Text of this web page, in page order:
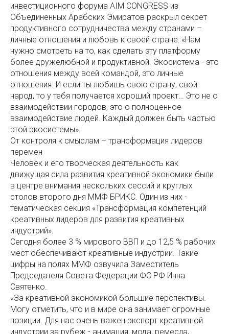
инвестиционного форума AIM CONGRESS из
Объединенных Арабских Эмиратов раскрыл секрет
продуктивного сотрудничества между странами –
личные отношения и любовь к своей стране: «Нам
нужно смотреть на то, как сделать эту платформу
более дружелюбной и продуктивной. Экосистема - это
отношения между всей командой, это личные
отношения. И если ты любишь свою страну, свой
народ, то у тебя получается хороший проект… Это не о
взаимодействии городов, это о полноценное
взаимодействие людей. Каждый должен быть частью
этой экосистемы».
От контроля к смыслам – трансформация лидеров
перемен
Человек и его творческая деятельность как
движущая сила развития креативной экономики были
в центре внимания нескольких сессий и круглых
столов второго дня ММФ БРИКС. Один из них -
тематическая секция «Трансформация компетенций
креативных лидеров для развития креативных
индустрий».
Сегодня более 3 % мирового ВВП и до 12,5 % рабочих
мест обеспечивают креативные индустрии. Такие
цифры на полях ММФ озвучила Заместитель
Председателя Совета Федерации ФС РФ Инна
Святенко.
«За креативной экономикой большие перспективы.
Могу отметить, что и в мире она занимает огромные
позиции. Для нас очень важен экспорт креативной
индустрии за рубеж - анимация, мода, ремесла,